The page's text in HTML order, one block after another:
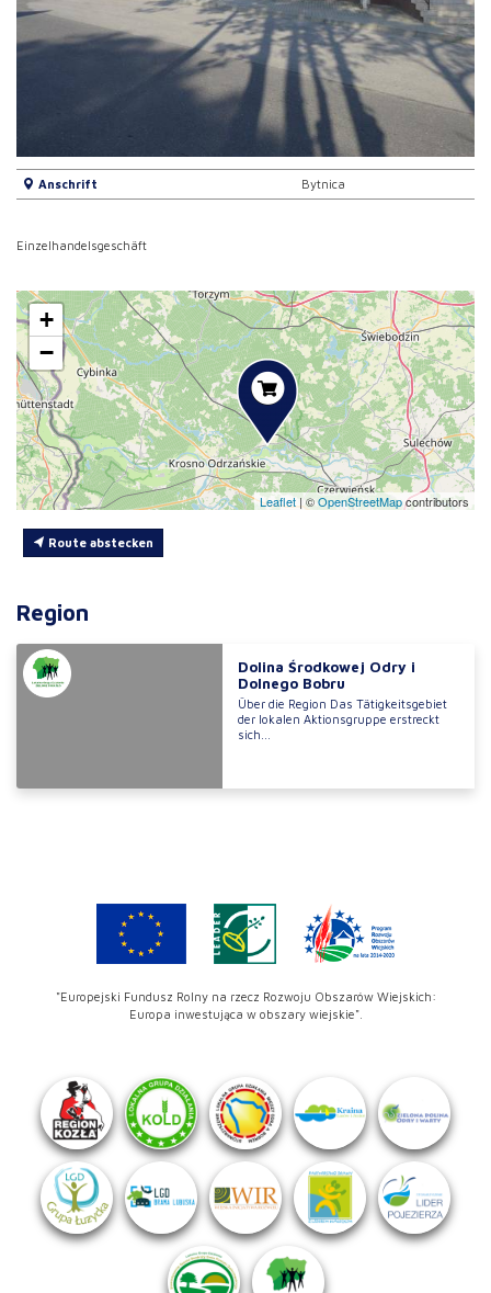
Anschrift Bytnica
Einzelhandelsgeschäft
+
−
Leaflet | ©OpenStreetMapcontributors
Route abstecken
Region
Dolina Środkowej Odry i
Dolnego Bobru
Über die Region Das Tätigkeitsgebiet
der lokalen Aktionsgruppe erstreckt
sich...
"Europejski Fundusz Rolny na rzecz Rozwoju Obszarów Wiejskich:
Europa inwestująca w obszary wiejskie".